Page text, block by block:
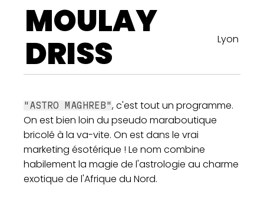
MOULAY
DRISS
Lyon
"ASTRO MAGHREB", c'est tout un programme.
On est bien loin du pseudo maraboutique
bricolé à la va-vite. On est dans le vrai
marketing ésotérique ! Le nom combine
habilement la magie de l'astrologie au charme
exotique de l'Afrique du Nord.